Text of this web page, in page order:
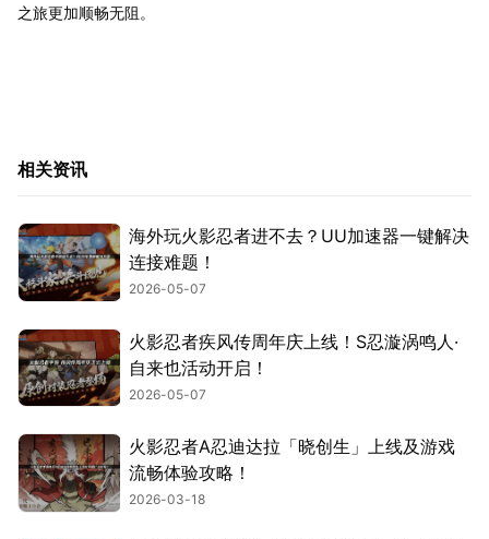
之旅更加顺畅无阻。
相关资讯
海外玩火影忍者进不去？UU加速器一键解决
连接难题！
2026-05-07
火影忍者疾风传周年庆上线！S忍漩涡鸣人·
自来也活动开启！
2026-05-07
火影忍者A忍迪达拉「晓创生」上线及游戏
流畅体验攻略！
2026-03-18